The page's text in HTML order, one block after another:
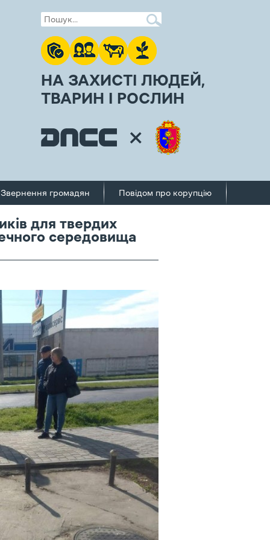
НА ЗАХИСТІ ЛЮДЕЙ,
ТВАРИН І РОСЛИН
Звернення громадян Повідом про корупцію
для твердих
середовища